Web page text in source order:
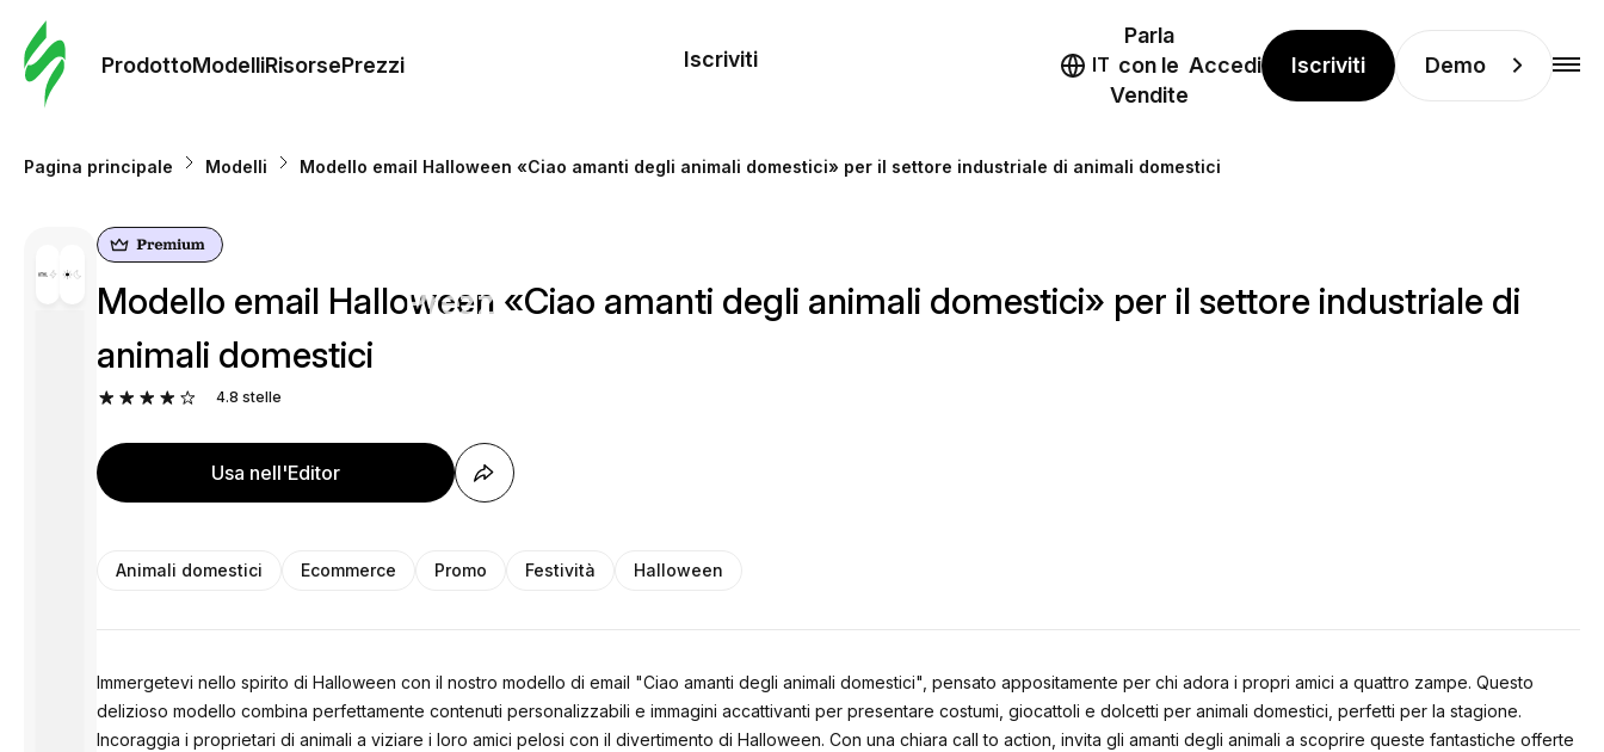
ProdottoModelliRisorsePrezzi
Prezzi
Iscriviti IT
Parla
con le
Vendite
Accedi Iscriviti Demo
Pagina principale Modelli Modello email Halloween «Ciao amanti degli animali domestici» per il settore industriale di animali domestici
Modello email Halloween «Ciao amanti degli animali domestici» per il settore industriale di
animali domestici
4.8 stelle
Usa nell'Editor
Animali domestici Ecommerce Promo Festività Halloween
Immergetevi nello spirito di Halloween con il nostro modello di email "Ciao amanti degli animali domestici", pensato appositamente per chi adora i propri amici a quattro zampe. Questo
delizioso modello combina perfettamente contenuti personalizzabili e immagini accattivanti per presentare costumi, giocattoli e dolcetti per animali domestici, perfetti per la stagione.
Incoraggia i proprietari di animali a viziare i loro amici pelosi con il divertimento di Halloween. Con una chiara call to action, invita gli amanti degli animali a scoprire queste fantastiche offerte